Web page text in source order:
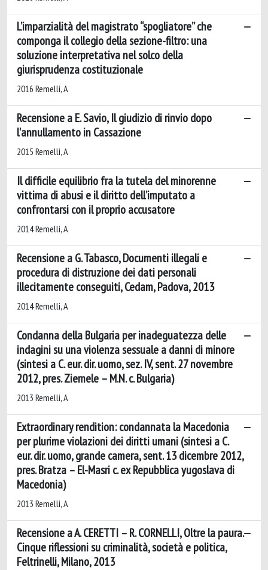
L’imparzialità del magistrato “spogliatore” che
componga il collegio della sezione-filtro: una
soluzione interpretativa nel solco della
giurisprudenza costituzionale
2016 Remelli, A
Recensione a E. Savio, Il giudizio di rinvio dopo
l'annullamento in Cassazione
2015 Remelli, A
Il difficile equilibrio fra la tutela del minorenne
vittima di abusi e il diritto dell’imputato a
confrontarsi con il proprio accusatore
2014 Remelli, A
Recensione a G. Tabasco, Documenti illegali e
procedura di distruzione dei dati personali
illecitamente conseguiti, Cedam, Padova, 2013
2014 Remelli, A
Condanna della Bulgaria per inadeguatezza delle
indagini su una violenza sessuale a danni di minore
(sintesi a C. eur. dir. uomo, sez. IV, sent. 27 novembre
2012, pres. Ziemele – M.N. c. Bulgaria)
2013 Remelli, A
Extraordinary rendition: condannata la Macedonia
per plurime violazioni dei diritti umani (sintesi a C.
eur. dir. uomo, grande camera, sent. 13 dicembre 2012,
pres. Bratza – El-Masri c. ex Repubblica yugoslava di
Macedonia)
2013 Remelli, A
Recensione a A. CERETTI – R. CORNELLI, Oltre la paura.
Cinque riflessioni su criminalità, società e politica,
Feltrinelli, Milano, 2013